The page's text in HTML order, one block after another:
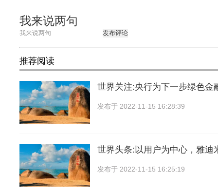
我来说两句
发布评论
推荐阅读
世界关注:央行为下一步绿色金
发布于 2022-11-15 16:28:39
世界头条:以用户为中心，雅迪
发布于 2022-11-15 16:25:19